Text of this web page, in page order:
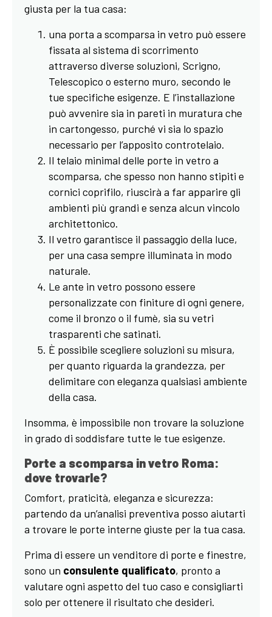
giusta per la tua casa:
una porta a scomparsa in vetro può essere
fissata al sistema di scorrimento
attraverso diverse soluzioni, Scrigno,
Telescopico o esterno muro, secondo le
tue specifiche esigenze. E l’installazione
può avvenire sia in pareti in muratura che
in cartongesso, purché vi sia lo spazio
necessario per l’apposito controtelaio.
Il telaio minimal delle porte in vetro a
scomparsa, che spesso non hanno stipiti e
cornici coprifilo, riuscirà a far apparire gli
ambienti più grandi e senza alcun vincolo
architettonico.
Il vetro garantisce il passaggio della luce,
per una casa sempre illuminata in modo
naturale.
Le ante in vetro possono essere
personalizzate con finiture di ogni genere,
come il bronzo o il fumè, sia su vetri
trasparenti che satinati.
È possibile scegliere soluzioni su misura,
per quanto riguarda la grandezza, per
delimitare con eleganza qualsiasi ambiente
della casa.
Insomma, è impossibile non trovare la soluzione
in grado di soddisfare tutte le tue esigenze.
Porte a scomparsa in vetro Roma:
dove trovarle?
Comfort, praticità, eleganza e sicurezza:
partendo da un’analisi preventiva posso aiutarti
a trovare le porte interne giuste per la tua casa.
Prima di essere un venditore di porte e finestre,
sono un consulente qualificato, pronto a
valutare ogni aspetto del tuo caso e consigliarti
solo per ottenere il risultato che desideri.